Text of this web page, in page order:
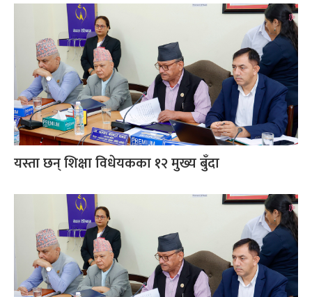
यस्ता छन् शिक्षा विधेयकका १२ मुख्य बुँदा